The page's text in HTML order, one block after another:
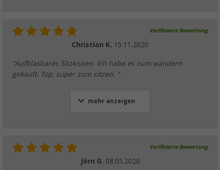
Verifizierte Bewertung
Christian K. 15.11.2020
"Aufblasbares Sitzkissen. Ich habe es zum wandern
gekauft. Top, super zum sitzen. "
mehr anzeigen
Verifizierte Bewertung
Jörn G. 08.05.2020